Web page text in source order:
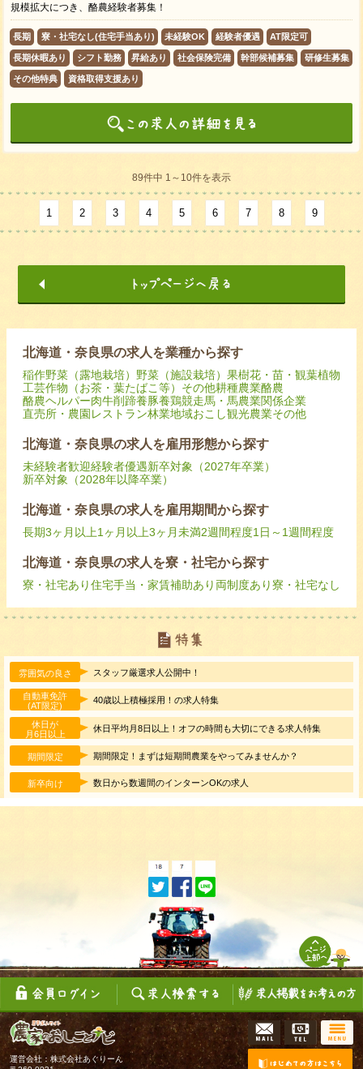
規模拡大につき、酪農経験者募集！
長期 寮・社宅なし(住宅手当あり) 未経験OK 経験者優遇 AT限定可
長期休暇あり シフト勤務 昇給あり 社会保険完備 幹部候補募集 研修生募集
その他特典 資格取得支援あり
89件中 1～10件を表示
1 2 3 4 5 6 7 8 9
北海道・奈良県の求人を業種から探す
稲作野菜（露地栽培） 野菜（施設栽培） 果樹花・苗・観葉植物
工芸作物（お茶・葉たばこ等） その他耕種農業酪農
酪農ヘルパー肉牛削蹄養豚養鶏競走馬・馬農業関係企業
直売所・農園レストラン林業地域おこし観光農業その他
北海道・奈良県の求人を雇用形態から探す
未経験者歓迎経験者優遇新卒対象（2027年卒業）
新卒対象（2028年以降卒業）
北海道・奈良県の求人を雇用期間から探す
長期3ヶ月以上1ヶ月以上3ヶ月未満2週間程度1日～1週間程度
北海道・奈良県の求人を寮・社宅から探す
寮・社宅あり住宅手当・家賃補助あり 両制度あり寮・社宅なし
雰囲気の良さ スタッフ厳選求人公開中！
自動車免許
(AT限定)
40歳以上積極採用！の求人特集
休日が
月6日以上
休日平均月8日以上！オフの時間も大切にできる求人特集
期間限定 期間限定！まずは短期間農業をやってみませんか？
新卒向け 数日から数週間のインターンOKの求人
運営会社：株式会社あぐりーん